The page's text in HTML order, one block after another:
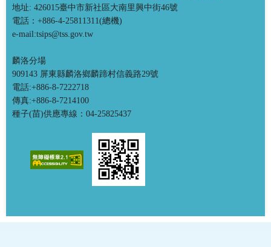
地址: 426015臺中市新社區大南里興中街46號
電話：+886-4-25811311(總機)
e-mail:tsips@tss.gov.tw
麟洛分場
909143 屏東縣麟洛鄉麟蹄村信義路29號
電話:+886-8-7222718
傳真:+886-8-7214100
種子(苗)供應專線：04-25825437